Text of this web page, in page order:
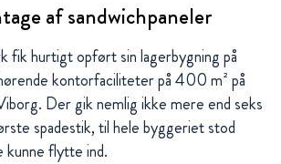
af sandwichpaneler
fik hurtigt opført sin lagerbygning på
kontorfaciliteter på 400 m² på
Der gik nemlig ikke mere end seks
spadestik, til hele byggeriet stod
flytte ind.